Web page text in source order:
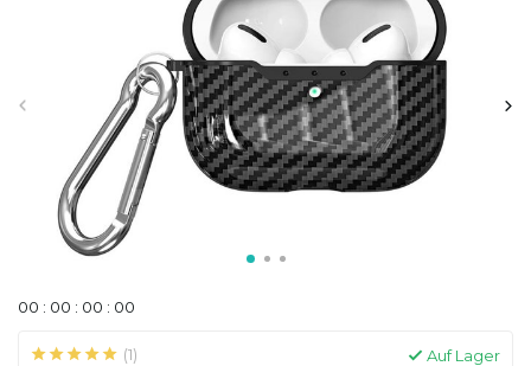
00 : 00 : 00 : 00
(1)
Auf Lager